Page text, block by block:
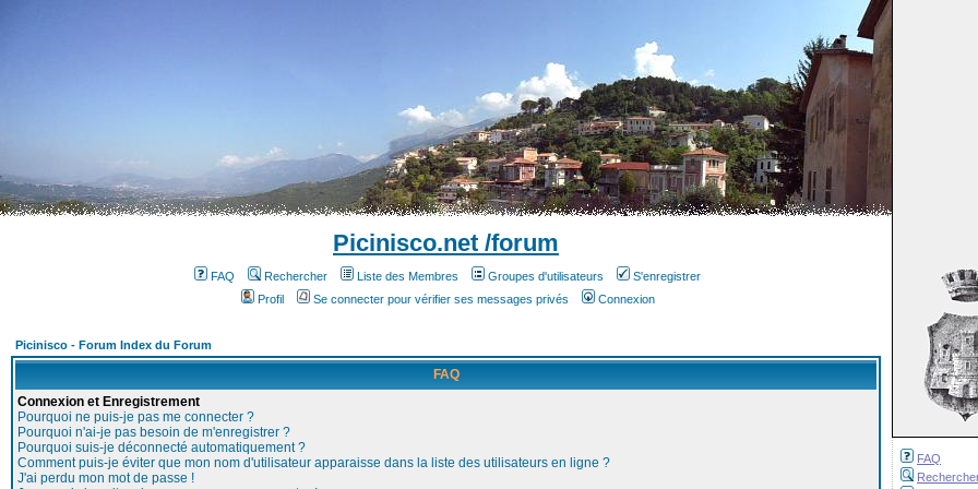
FAQ
Picinisco.net /forum
FAQ Rechercher Liste des Membres Groupes d'utilisateurs
S'enregistrer
Profil
Se connecter pour vérifier ses messages privés Connexion
Picinisco - Forum Index du Forum
FAQ
Connexion et Enregistrement
Pourquoi ne puis-je pas me connecter ?
Pourquoi n'ai-je pas besoin de m'enregistrer ?
Pourquoi suis-je déconnecté automatiquement ?
Comment puis-je éviter que mon nom d'utilisateur apparaisse dans la liste des utilisateurs en ligne ?
J'ai perdu mon mot de passe !